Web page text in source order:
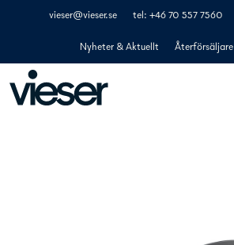
vieser@vieser.se tel: +46 70 557 7560
Nyheter & Aktuellt Återförsäljare